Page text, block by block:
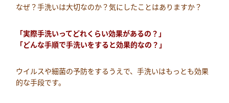
なぜ？手洗いは大切なのか？気にしたことはありますか？
「実際手洗いってどれくらい効果があるの？」
「どんな手順で手洗いをすると効果的なの？」
ウイルスや細菌の予防をするうえで、手洗いはもっとも効果
的な手段です。